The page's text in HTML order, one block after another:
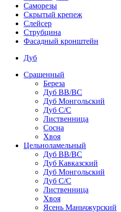
Саморезы
Скрытый крепеж
Слейсер
Струбцина
Фасадный кронштейн
Дуб
Сращенный
Береза
Дуб ВВ/ВС
Дуб Монгольский
Дуб С/С
Лиственница
Сосна
Хвоя
Цельноламельный
Дуб ВВ/ВС
Дуб Кавказский
Дуб Монгольский
Дуб С/С
Лиственница
Хвоя
Ясень Маньчжурский